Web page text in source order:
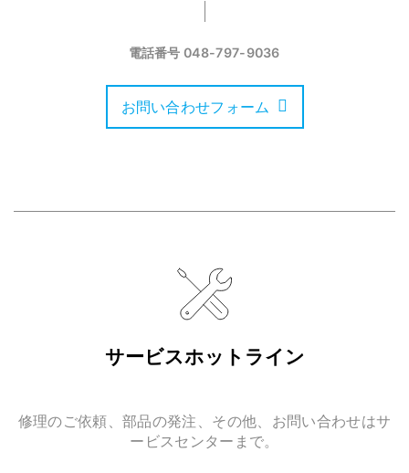
電話番号048-797-9036
お問い合わせフォーム
サービスホットライン
修理のご依頼、部品の発注、その他、お問い合わせはサ
ービスセンターまで。